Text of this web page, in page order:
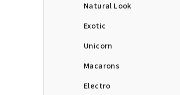
Natural Look
Exotic
Unicorn
Macarons
Electro